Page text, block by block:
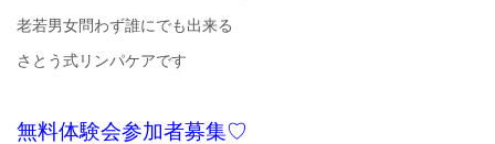
老若男女問わず誰にでも出来る
さとう式リンパケアです
無料体験会参加者募集♡